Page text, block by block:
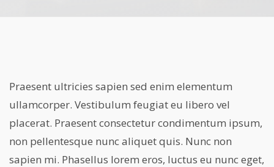
Praesent ultricies sapien sed enim elementum
ullamcorper. Vestibulum feugiat eu libero vel
placerat. Praesent consectetur condimentum ipsum,
non pellentesque nunc aliquet quis. Nunc non
sapien mi. Phasellus lorem eros, luctus eu nunc eget,